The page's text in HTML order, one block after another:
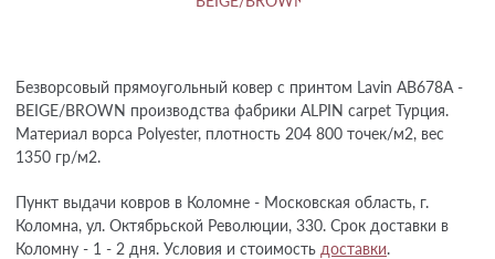
Безворсовый прямоугольный ковер с принтом Lavin AB678A -
BEIGE/BROWN производства фабрики ALPIN carpet Турция.
Материал ворса Polyester, плотность 204 800 точек/м2, вес
1350 гр/м2.
Пункт выдачи ковров в Коломне - Московская область, г.
Коломна, ул. Октябрьской Революции, 330. Срок доставки в
Коломну - 1 - 2 дня. Условия и стоимость доставки.